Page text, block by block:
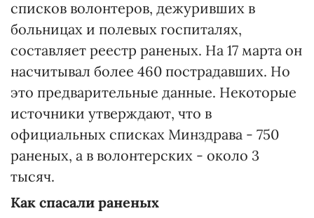
списков волонтеров, дежуривших в
больницах и полевых госпиталях,
составляет реестр раненых. На 17 марта он
насчитывал более 460 пострадавших. Но
это предварительные данные. Некоторые
источники утверждают, что в
официальных списках Минздрава - 750
раненых, а в волонтерских - около 3
тысяч.
Как спасали раненых